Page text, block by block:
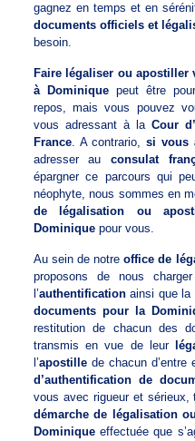
gagnez en temps et en
documents officiels et
besoin.
Faire légaliser ou
à Dominiquepeut être
repos, mais vous pouvez
vous adressant à laCour
France. A contrario,si vous
adresser auconsulat
épargner ce parcours qui
néophyte, nous sommes en
de légalisation ou
Dominiquepour vous.
Au sein de notreoffice de
proposons de nous
l’authentificationainsi que la
documents pour la
restitution de chacun des
transmis en vue de leur
l’apostillede chacun d’entre
d’authentification de
vous avec rigueur et sérieux,
démarche de légalisation
Dominiqueeffectuée que